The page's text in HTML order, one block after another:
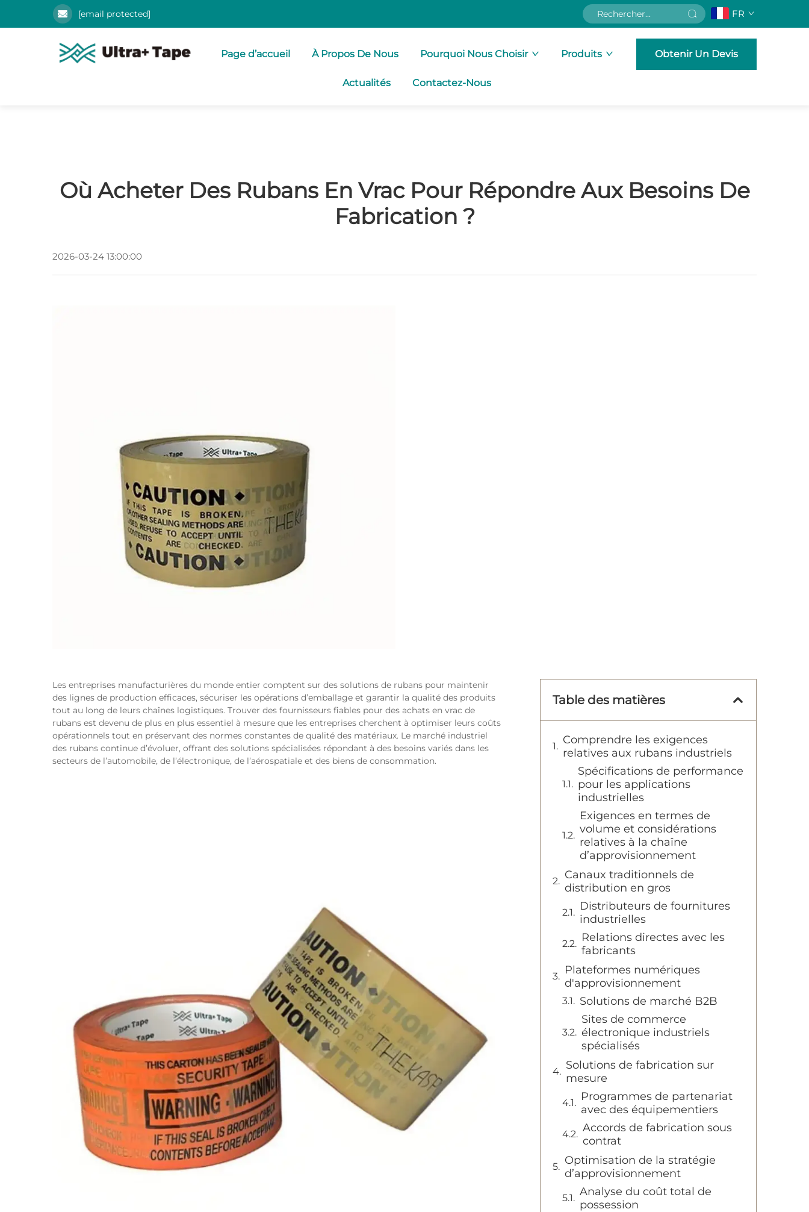
[email protected] FR
Page d’accueil À Propos De Nous Pourquoi Nous Choisir Produits
Actualités Contactez-Nous
Obtenir Un Devis
Où Acheter Des Rubans En Vrac Pour Répondre Aux Besoins De
Fabrication ?
2026-03-24 13:00:00
Les entreprises manufacturières du monde entier comptent sur des solutions de rubans pour maintenir
des lignes de production efficaces, sécuriser les opérations d’emballage et garantir la qualité des produits
tout au long de leurs chaînes logistiques. Trouver des fournisseurs fiables pour des achats en vrac de
rubans est devenu de plus en plus essentiel à mesure que les entreprises cherchent à optimiser leurs coûts
opérationnels tout en préservant des normes constantes de qualité des matériaux. Le marché industriel
des rubans continue d’évoluer, offrant des solutions spécialisées répondant à des besoins variés dans les
secteurs de l’automobile, de l’électronique, de l’aérospatiale et des biens de consommation.
Table des matières
Comprendre les exigences
relatives aux rubans industriels
Spécifications de performance
pour les applications
industrielles
Exigences en termes de
volume et considérations
relatives à la chaîne
d’approvisionnement
Canaux traditionnels de
distribution en gros
Distributeurs de fournitures
industrielles
Relations directes avec les
fabricants
Plateformes numériques
d'approvisionnement
Solutions de marché B2B
Sites de commerce
électronique industriels
spécialisés
Solutions de fabrication sur
mesure
Programmes de partenariat
avec des équipementiers
Accords de fabrication sous
contrat
Optimisation de la stratégie
d’approvisionnement
Analyse du coût total de
possession